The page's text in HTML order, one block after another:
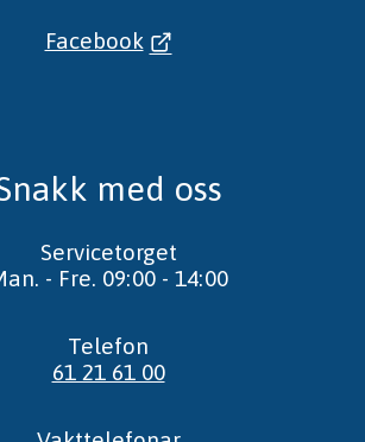
Facebook
med oss
Servicetorget
- Fre. 09:00 - 14:00
Telefon
61 21 61 00